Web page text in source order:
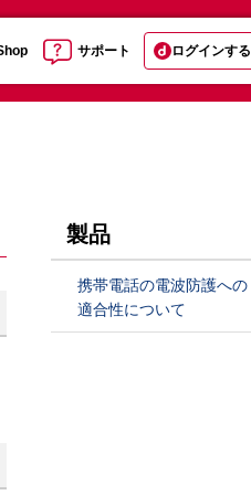
サポート ログインする
製品
携帯電話の電波防護への
適合性について